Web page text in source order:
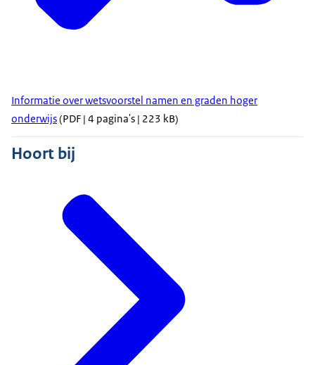
Informatie over wetsvoorstel namen en graden hoger
onderwijs(PDF | 4 pagina's | 223 kB)
Hoort bij